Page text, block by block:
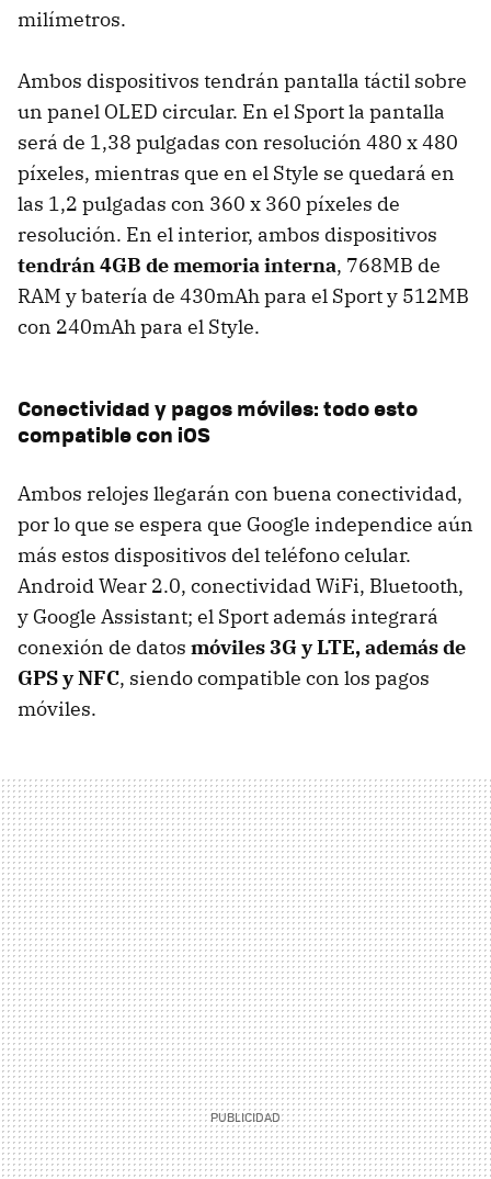
milímetros.
Ambos dispositivos tendrán pantalla táctil sobre
un panel OLED circular. En el Sport la pantalla
será de 1,38 pulgadas con resolución 480 x 480
píxeles, mientras que en el Style se quedará en
las 1,2 pulgadas con 360 x 360 píxeles de
resolución. En el interior, ambos dispositivos
tendrán 4GB de memoria interna, 768MB de
RAM y batería de 430mAh para el Sport y 512MB
con 240mAh para el Style.
Conectividad y pagos móviles: todo esto
compatible con iOS
Ambos relojes llegarán con buena conectividad,
por lo que se espera que Google independice aún
más estos dispositivos del teléfono celular.
Android Wear 2.0, conectividad WiFi, Bluetooth,
y Google Assistant; el Sport además integrará
conexión de datos móviles 3G y LTE, además de
GPS y NFC, siendo compatible con los pagos
móviles.